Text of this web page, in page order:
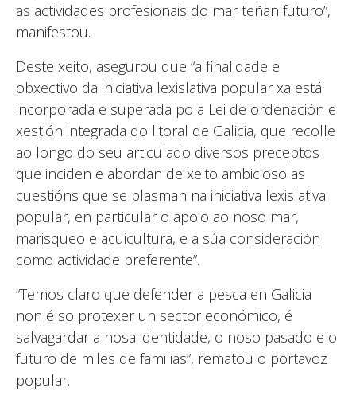
as actividades profesionais do mar teñan futuro”,
manifestou.
Deste xeito, asegurou que “a finalidade e
obxectivo da iniciativa lexislativa popular xa está
incorporada e superada pola Lei de ordenación e
xestión integrada do litoral de Galicia, que recolle
ao longo do seu articulado diversos preceptos
que inciden e abordan de xeito ambicioso as
cuestións que se plasman na iniciativa lexislativa
popular, en particular o apoio ao noso mar,
marisqueo e acuicultura, e a súa consideración
como actividade preferente”.
“Temos claro que defender a pesca en Galicia
non é so protexer un sector económico, é
salvagardar a nosa identidade, o noso pasado e o
futuro de miles de familias”, rematou o portavoz
popular.